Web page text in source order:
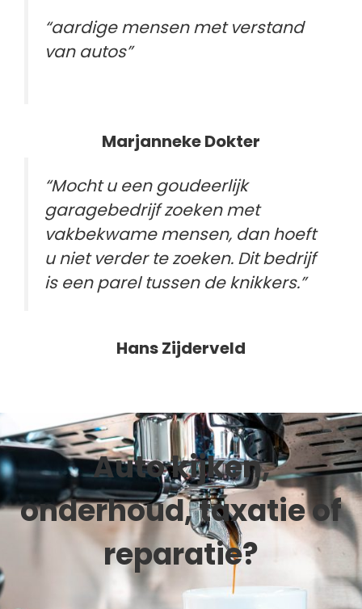
“aardige mensen met verstand
van autos”
Marjanneke Dokter
“Mocht u een goudeerlijk
garagebedrijf zoeken met
vakbekwame mensen, dan hoeft
u niet verder te zoeken. Dit bedrijf
is een parel tussen de knikkers.”
Hans Zijderveld
Auto kijken,
onderhoud, taxatie of
reparatie?